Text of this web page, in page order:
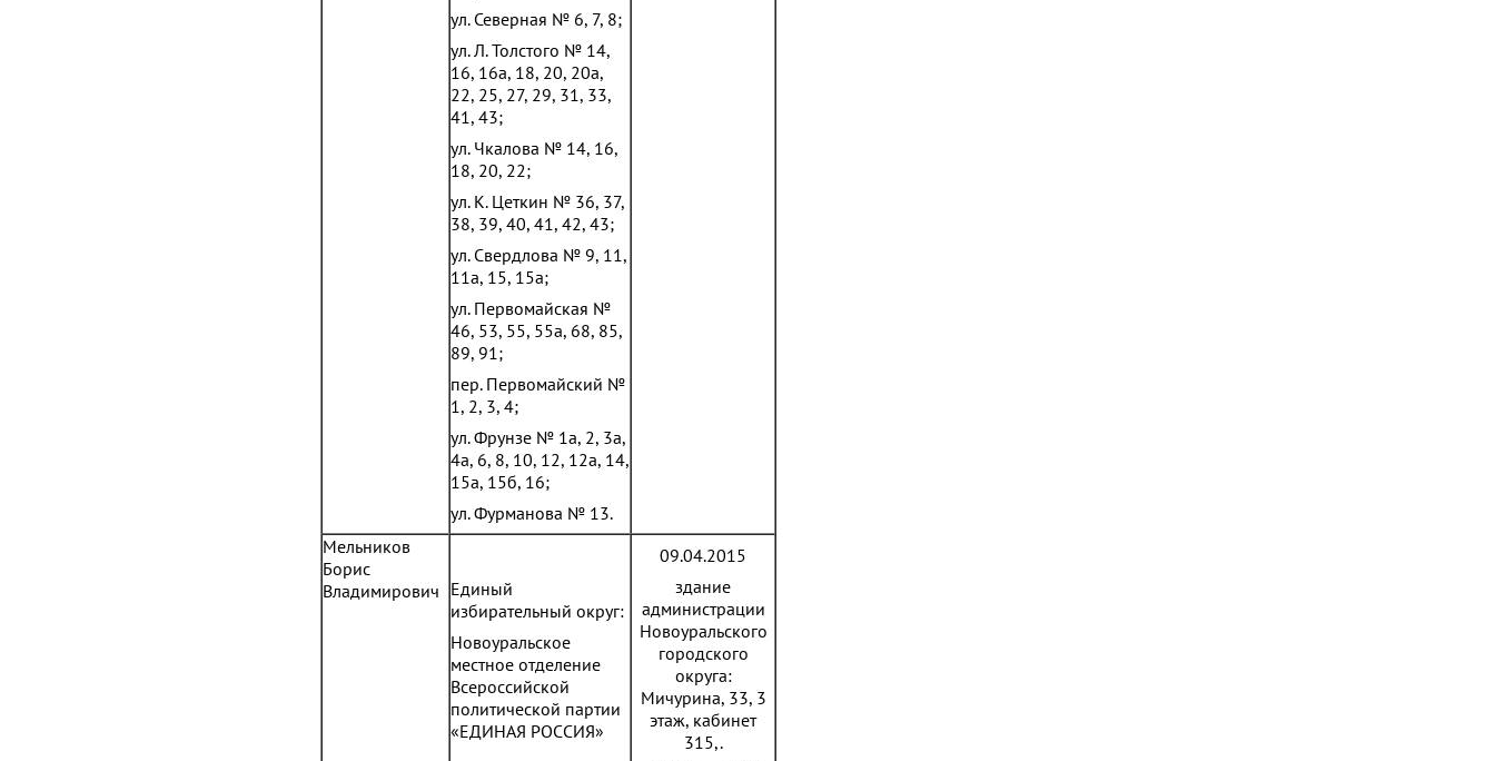
ул. Северная № 6, 7, 8;
ул. Л. Толстого № 14,
16, 16а, 18, 20, 20а,
22, 25, 27, 29, 31, 33,
41, 43;
ул. Чкалова № 14, 16,
18, 20, 22;
ул. К. Цеткин № 36, 37,
38, 39, 40, 41, 42, 43;
ул. Свердлова № 9, 11,
11а, 15, 15а;
ул. Первомайская №
46, 53, 55, 55а, 68, 85,
89, 91;
пер. Первомайский №
1, 2, 3, 4;
ул. Фрунзе № 1а, 2, 3а,
4а, 6, 8, 10, 12, 12а, 14,
15а, 15б, 16;
ул. Фурманова № 13.
Мельников
Борис
Владимирович Единый
избирательный округ:
Новоуральское
местное отделение
Всероссийской
политической партии
«ЕДИНАЯ РОССИЯ»
09.04.2015
здание
администрации
Новоуральского
городского
округа:
Мичурина, 33, 3
этаж, кабинет
315,.